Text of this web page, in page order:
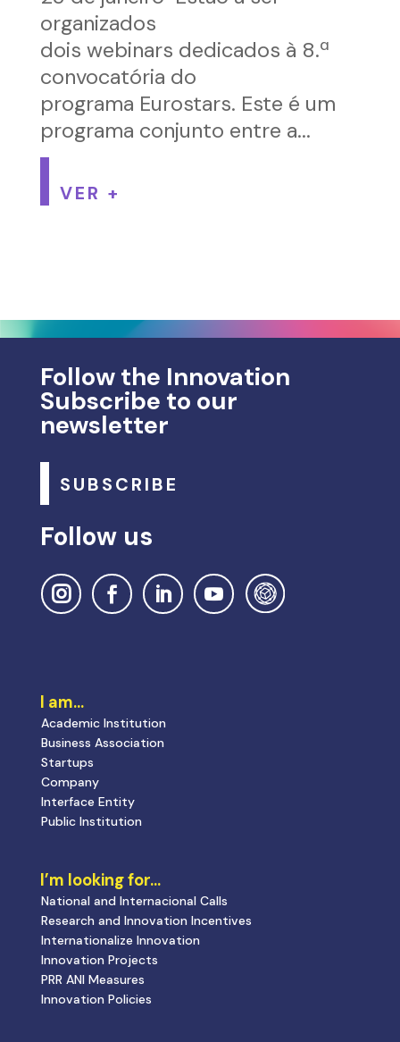
organizados
dois webinars dedicados à 8.ª
convocatória do
programa Eurostars. Este é um
programa conjunto entre a...
VER +
Follow the Innovation
Subscribe to our
newsletter
SUBSCRIBE
Follow us
I am…
Academic Institution
Business Association
Startups
Company
Interface Entity
Public Institution
I’m looking for…
National and Internacional Calls
Research and Innovation Incentives
Internationalize Innovation
Innovation Projects
PRR ANI Measures
Innovation Policies